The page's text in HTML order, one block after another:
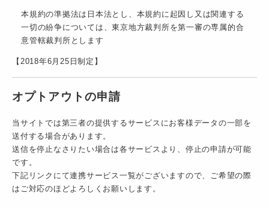
本規約の準拠法は日本法とし、本規約に起因し又は関連する
一切の紛争については、東京地方裁判所を第一審の専属的合
意管轄裁判所とします
【2018年6月25日制定】
オプトアウトの申請
当サイトでは第三者の提供するサービスにお客様データの一部を
送付する場合があります。
送信を停止なさりたい場合は各サービスより、停止の申請が可能
です。
下記リンクにて連携サービス一覧がございますので、ご希望の際
はご対応のほどよろしくお願いします。